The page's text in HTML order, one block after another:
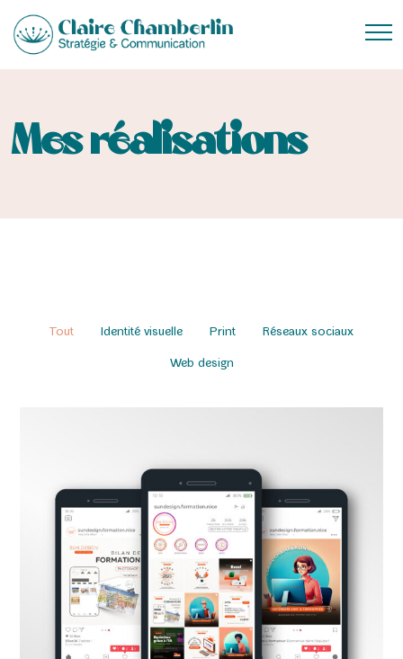
Mes réalisations
Tout Identité visuelle Print Réseaux sociaux
Web design